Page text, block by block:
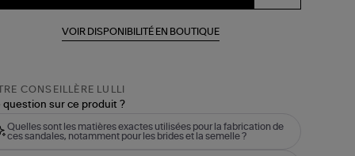
VOIR DISPONIBILITÉ EN BOUTIQUE
CONSEILLÈRE LULLI
question sur ce produit ?
Quelles sont les matières exactes utilisées pour la fabrication de
ces sandales, notamment pour les brides et la semelle ?